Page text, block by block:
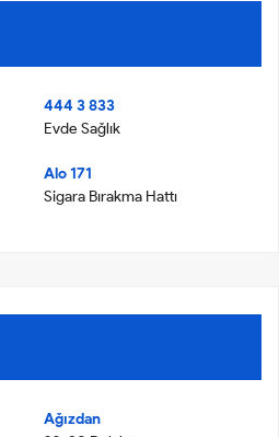
444 3 833
Evde Sağlık
Alo 171
Sigara Bırakma Hattı
Ağızdan